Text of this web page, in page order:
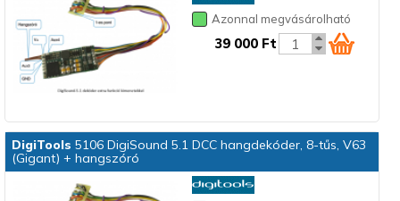
Azonnal megvásárolható
39 000 Ft
DigiTools 5106 DigiSound 5.1 DCC hangdekóder, 8-tűs, V63
(Gigant) + hangszóró